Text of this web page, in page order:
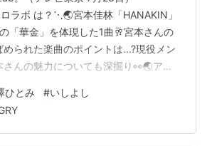
ルユニット「三人祭」に参加。
Rika Ishikawa」発売。
ラボ は？⋱🌏宮本佳林「HANAKIN」
「華金」を体現した1曲🥂宮本さんの
られた楽曲のポイントは...?現役メン
んの魅力についても深掘り👀🌏アン
iMwZHCigb4 — Hello! Music Lab。
July 24, 2026 ／深夜1時か
は！＼🔍宮本佳林「HANAKIN」宮本
ひとみ #いしよし